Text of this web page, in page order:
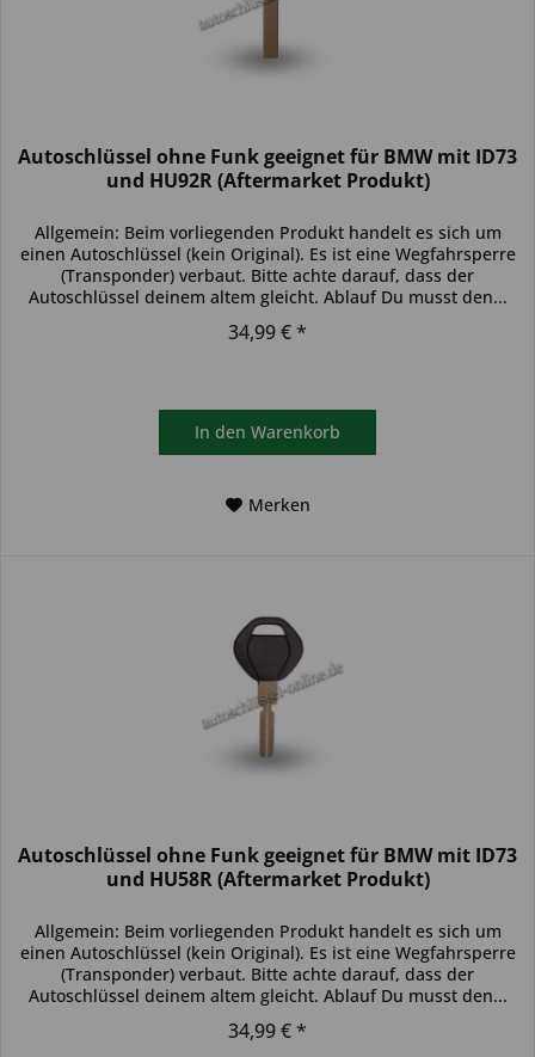
Autoschlüssel ohne Funk geeignet für BMW mit ID73
und HU92R (Aftermarket Produkt)
Allgemein: Beim vorliegenden Produkt handelt es sich um
einen Autoschlüssel (kein Original). Es ist eine Wegfahrsperre
(Transponder) verbaut. Bitte achte darauf, dass der
Autoschlüssel deinem altem gleicht. Ablauf Du musst den...
34,99 € *
In den Warenkorb
Merken
Autoschlüssel ohne Funk geeignet für BMW mit ID73
und HU58R (Aftermarket Produkt)
Allgemein: Beim vorliegenden Produkt handelt es sich um
einen Autoschlüssel (kein Original). Es ist eine Wegfahrsperre
(Transponder) verbaut. Bitte achte darauf, dass der
Autoschlüssel deinem altem gleicht. Ablauf Du musst den...
34,99 € *